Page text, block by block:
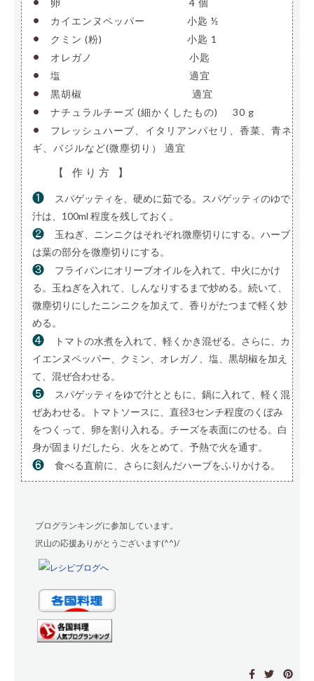
卵 4 個
• カイエンヌペッパー 小匙 ½
• クミン (粉) 小匙 1
• オレガノ 小匙
• 塩 適宜
• 黒胡椒 適宜
• ナチュラルチーズ (細かくしたもの) 30 g
•
フレッシュハーブ、イタリアンパセリ、香菜、青ネ
ギ、バジルなど(微塵切り） 適宜
【 作り方 】
❶
スパゲッティを、硬めに茹でる。スパゲッティのゆで
汁は、100ml 程度を残しておく。
❷
玉ねぎ、ニンニクはそれぞれ微塵切りにする。ハーブ
は葉の部分を微塵切りにする。
❸
フライパンにオリーブオイルを入れて、中火にかけ
る。玉ねぎを入れて、しんなりするまで炒める。続いて、
微塵切りにしたニンニクを加えて、香りがたつまで軽く炒
める。
❹
トマトの水煮を入れて、軽くかき混ぜる。さらに、カ
イエンヌペッパー、クミン、オレガノ、塩、黒胡椒を加え
て、混ぜ合わせる。
❺
スパゲッティをゆで汁とともに、鍋に入れて、軽く混
ぜあわせる。トマトソースに、直径3センチ程度のくぼみ
をつくって、卵を割り入れる。チーズを表面にのせる。白
身が固まりだしたら、火をとめて、予熱で火を通す。
❻ 食べる直前に、さらに刻んだハーブをふりかける。
ブログランキングに参加しています。
沢山の応援ありがとうございます(^^)/